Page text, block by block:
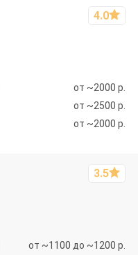
от ~2000 р.
от ~2500 р.
от ~2000 р.
4.0
от ~1100 до ~1200 р.
3.5